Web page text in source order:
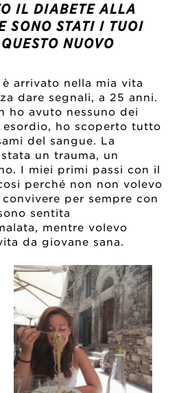
IL DIABETE ALLA
SONO STATI I TUOI
NUOVO
arrivato nella mia vita
dare segnali, a 25 anni.
ho avuto nessuno dei
esordio, ho scoperto tutto
del sangue. La
un trauma, un
I miei primi passi con il
perché non non volevo
per sempre con
sentita
mentre volevo
da giovane sana.